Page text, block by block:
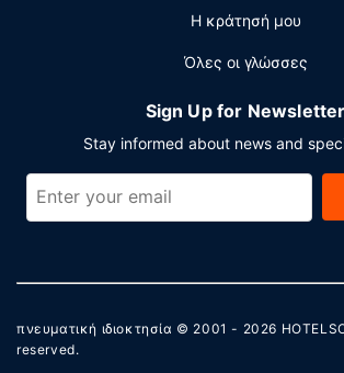
Η κράτησή μου
Όλες οι γλώσσες
Sign Up for Newsletter
Stay informed about news and
πνευματική ιδιοκτησία © 2001 - 2026
reserved.